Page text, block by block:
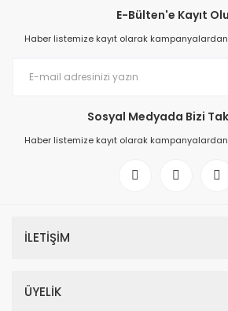
E-Bülten'e Kayıt
Haber listemize kayıt olarak
Sosyal Medyada Bizi
Haber listemize kayıt olarak
İLETİŞİM
ÜYELİK